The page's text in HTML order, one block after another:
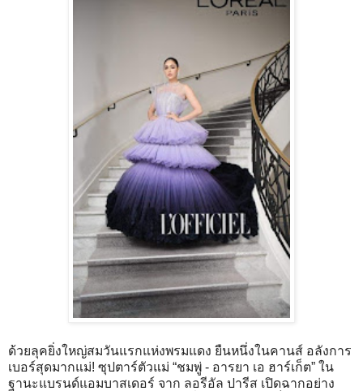
ด้วยลุคยิ่งใหญ่สมวันแรกแห่งพรมแดง ยืนหนึ่งในคานส์ อลังการ
เบอร์สุดมากแม่! ซุปตาร์ตัวแม่ “ชมพู่ - อารยา เอ ฮาร์เก็ต” ใน
ฐานะแบรนด์แอมบาสเดอร์ จาก ลอรีอัล ปารีส เปิดฉากอย่าง